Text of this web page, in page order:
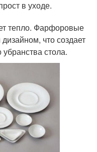
в уходе.
тепло. Фарфоровые
что создает
стола.